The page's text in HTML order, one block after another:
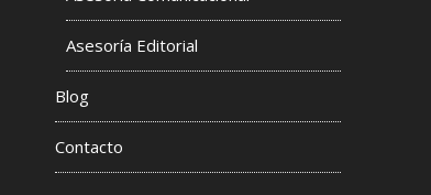
Asesoría Editorial
Blog
Contacto